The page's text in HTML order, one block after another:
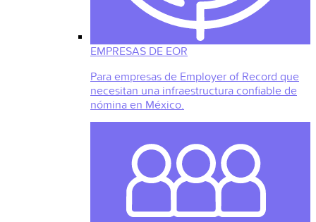
EMPRESAS DE EOR
Para empresas de Employer of Record que
necesitan una infraestructura confiable de
nómina en México.